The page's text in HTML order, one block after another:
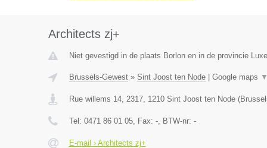
Architects zj+
Niet gevestigd in de plaats Borlon en in de provincie
Brussels-Gewest» Sint Joost ten Node| Google maps ▼
Rue willems 14, 2317, 1210 Sint Joost ten Node(
Tel: 0471 86 01 05, Fax: -, BTW-nr: -
E-mail › Architects zj+